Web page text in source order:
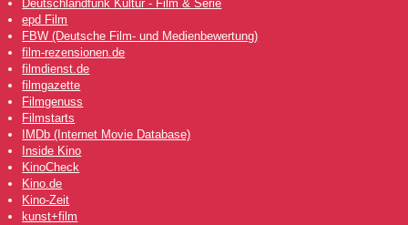
Deutschlandfunk Kultur - Film & Serie
epd Film
FBW (Deutsche Film- und Medienbewertung)
film-rezensionen.de
filmdienst.de
filmgazette
Filmgenuss
Filmstarts
IMDb (Internet Movie Database)
Inside Kino
KinoCheck
Kino.de
Kino-Zeit
kunst+film